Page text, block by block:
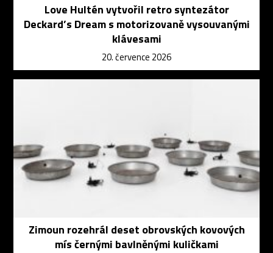
Love Hultén vytvořil retro syntezátor
Deckard’s Dream s motorizovaně vysouvanými
klávesami
20. července 2026
Zimoun rozehrál deset obrovských kovových
mís černými bavlněnými kuličkami